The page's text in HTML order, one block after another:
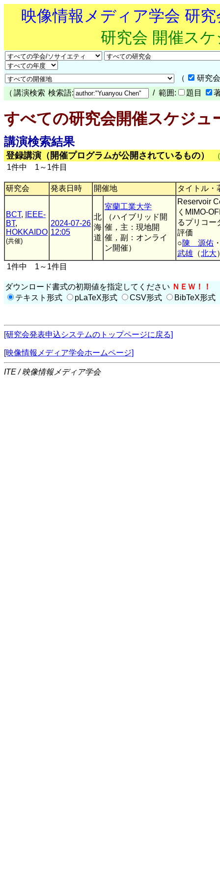
映像情報メディア学会 研
研究会 開催ス
（
研究
（ 講演検索 検索語: / 範囲: 題目
すべての研究会開催スケジュ
講演検索結果
登録講演（開催プログラムが公開されているもの）
1件中 1～1件目
研究会 発表日時 開催地 タイトル・
BCT,
IEEE-
BT,
HOKKAIDO
(共催)
2024-07-26
12:05
北
海
道
室蘭工業大学
（ハイブリッド開
催，主：現地開
催，副：オンライ
ン開催）
Reservoir
くMIMO-
るプリコー
評価
○陳 源佑
武雄 （北大
1件中 1～1件目
ダウンロード書式の初期値を指定してください ＮＥＷ！！
テキスト形式
pLaTeX形式 CSV形式 BibTeX形式
[研究会発表申込システムのトップページに戻る]
[映像情報メディア学会ホームページ]
ITE / 映像情報メディア学会